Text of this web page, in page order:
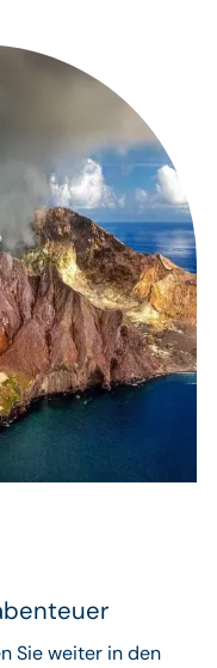
Sie weiter in den